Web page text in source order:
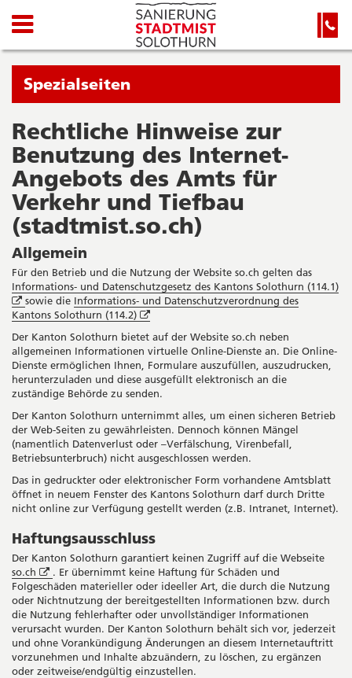
Kanton
Solothurn
Wichtige
Seiten
Startseite
Hauptnavigation
Inhalt
Sitemap
Suche
Navigation
und
Suche
Navigation
Sie
befinden
sich
gerade
in:
Spezialseiten
Rechtliche Hinweise zur
Benutzung des Internet-
Angebots des Amts für
Verkehr und Tiefbau
(stadtmist.so.ch)
Allgemein
Für den Betrieb und die Nutzung der Website so.ch gelten das
Informations- und Datenschutzgesetz des Kantons Solothurn (114.1)
Öffnet
in
Fenster
sowie die Informations- und Datenschutzverordnung des
Kantons Solothurn (114.2)
Öffnet
neuem
Fenster
Der Kanton Solothurn bietet auf der Website so.ch neben
allgemeinen Informationen virtuelle Online-Dienste an. Die Online-
Dienste ermöglichen Ihnen, Formulare auszufüllen, auszudrucken,
herunterzuladen und diese ausgefüllt elektronisch an die
zuständige Behörde zu senden.
Der Kanton Solothurn unternimmt alles, um einen sicheren Betrieb
der Web-Seiten zu gewährleisten. Dennoch können Mängel
(namentlich Datenverlust oder –Verfälschung, Virenbefall,
Betriebsunterbruch) nicht ausgeschlossen werden.
Das in gedruckter oder elektronischer Form vorhandene Amtsblatt
öffnet in neuem Fenster des Kantons Solothurn darf durch Dritte
nicht online zur Verfügung gestellt werden (z.B. Intranet, Internet).
Haftungsausschluss
Der Kanton Solothurn garantiert keinen Zugriff auf die Webseite
so.ch
Öffnet
in
neuem
Fenster
. Er übernimmt keine Haftung für Schäden und
Folgeschäden materieller oder ideeller Art, die durch die Nutzung
oder Nichtnutzung der bereitgestellten Informationen bzw. durch
die Nutzung fehlerhafter oder unvollständiger Informationen
verursacht wurden. Der Kanton Solothurn behält sich vor, jederzeit
und ohne Vorankündigung Änderungen an diesem Internetauftritt
vorzunehmen und Inhalte abzuändern, zu löschen, zu ergänzen
oder zeitweise/endgültig einzustellen.